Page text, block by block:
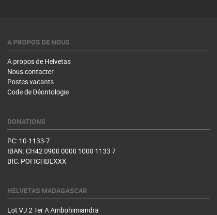
A PROPOS DE NOUS
A propos de Helvetas
Nous contacter
Postes vacants
Code de Déontologie
DONATIONS
PC: 10-1133-7
IBAN: CH42 0900 0000 1000 1133 7
BIC: POFICHBEXXX
HELVETAS MADAGASCAR
Lot VJ 2 Ter A Ambohimiandra